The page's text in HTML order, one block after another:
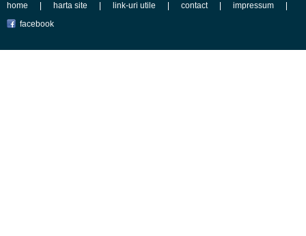
home harta site link-uri utile contact
impressum
facebook